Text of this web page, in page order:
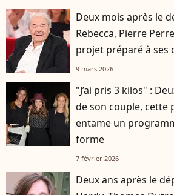
Deux mois après le
Rebecca, Pierre
projet préparé à ses
9 mars 2026
"J’ai pris 3 kilos" :
de son couple, cette
entame un
forme
7 février 2026
Deux ans après le